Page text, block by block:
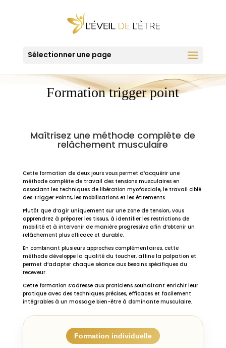
Sélectionner une page
Formation trigger point
Maîtrisez une méthode complète de
relâchement musculaire
Cette formation de deux jours vous permet d’acquérir une
méthode complète de travail des tensions musculaires en
associant les techniques de libération myofasciale, le travail ciblé
des Trigger Points, les mobilisations et les étirements.
Plutôt que d’agir uniquement sur une zone de tension, vous
apprendrez à préparer les tissus, à identifier les restrictions de
mobilité et à intervenir de manière progressive afin d’obtenir un
relâchement plus efficace et durable.
En combinant plusieurs approches complémentaires, cette
méthode développe la qualité du toucher, affine la palpation et
permet d’adapter chaque séance aux besoins spécifiques du
receveur.
Cette formation s’adresse aux praticiens souhaitant enrichir leur
pratique avec des techniques précises, efficaces et facilement
intégrables à un massage bien-être à dominante musculaire.
Formation individuelle